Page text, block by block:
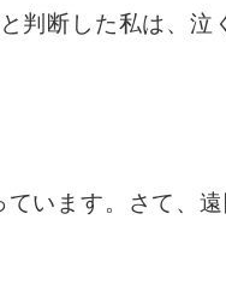
判断した私は、
います。さて、